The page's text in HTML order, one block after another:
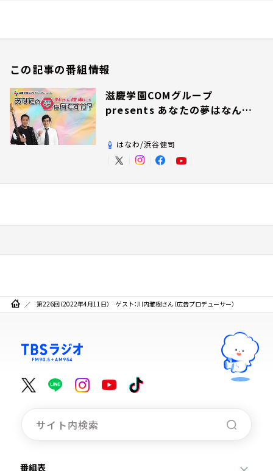
この記事の番組情報
滋慶学園COMグループ
presents あなたの夢はなんで
はなわ/浜谷健司
第226回（2022年4月11日） ゲスト：川内雅樹さん（広告プロデューサー）
番組表